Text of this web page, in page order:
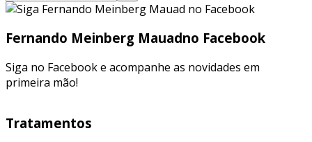
Fernando Meinberg Mauadno Facebook
Siga no Facebook e acompanhe as novidades em
primeira mão!
Tratamentos